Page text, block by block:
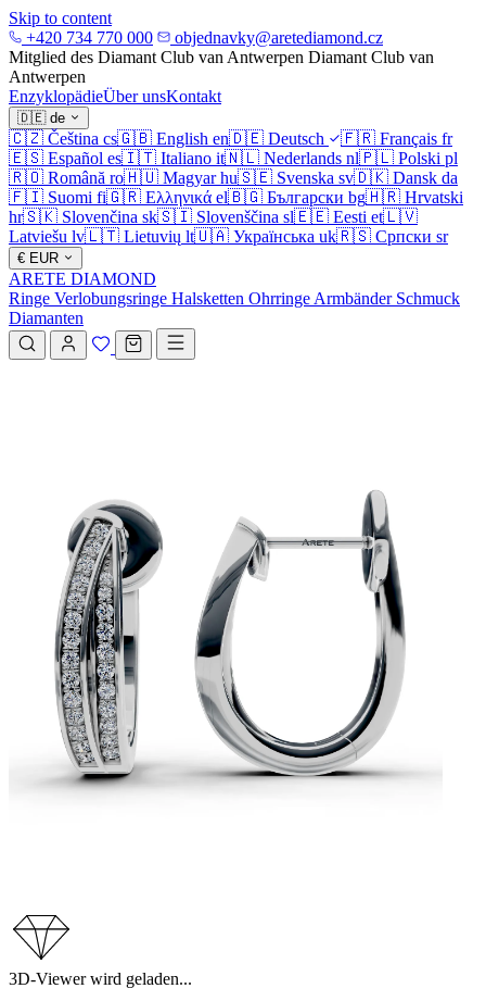
Skip to content
+420 734 770 000
objednavky@aretediamond.cz
Mitglied des Diamant Club van Antwerpen Diamant Club van
Antwerpen
EnzyklopädieÜber unsKontakt
🇩🇪 de
🇨🇿 Čeština cs🇬🇧 English en🇩🇪 Deutsch 🇫🇷 Français fr
🇪🇸 Español es🇮🇹 Italiano it🇳🇱 Nederlands nl🇵🇱 Polski pl
🇷🇴 Română ro🇭🇺 Magyar hu🇸🇪 Svenska sv🇩🇰 Dansk da
🇫🇮 Suomi fi🇬🇷 Ελληνικά el🇧🇬 Български bg🇭🇷 Hrvatski
hr🇸🇰 Slovenčina sk🇸🇮 Slovenščina sl🇪🇪 Eesti et🇱🇻
Latviešu lv🇱🇹 Lietuvių lt🇺🇦 Українська uk🇷🇸 Српски sr
€ EUR
ARETE DIAMOND
Ringe Verlobungsringe Halsketten Ohrringe Armbänder Schmuck
Diamanten
3D-Viewer wird geladen...